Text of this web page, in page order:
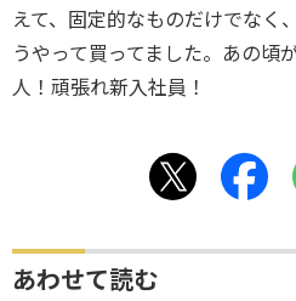
えて、固定的なものだけでなく
うやって買ってました。あの頃
人！頑張れ新入社員！
あわせて読む